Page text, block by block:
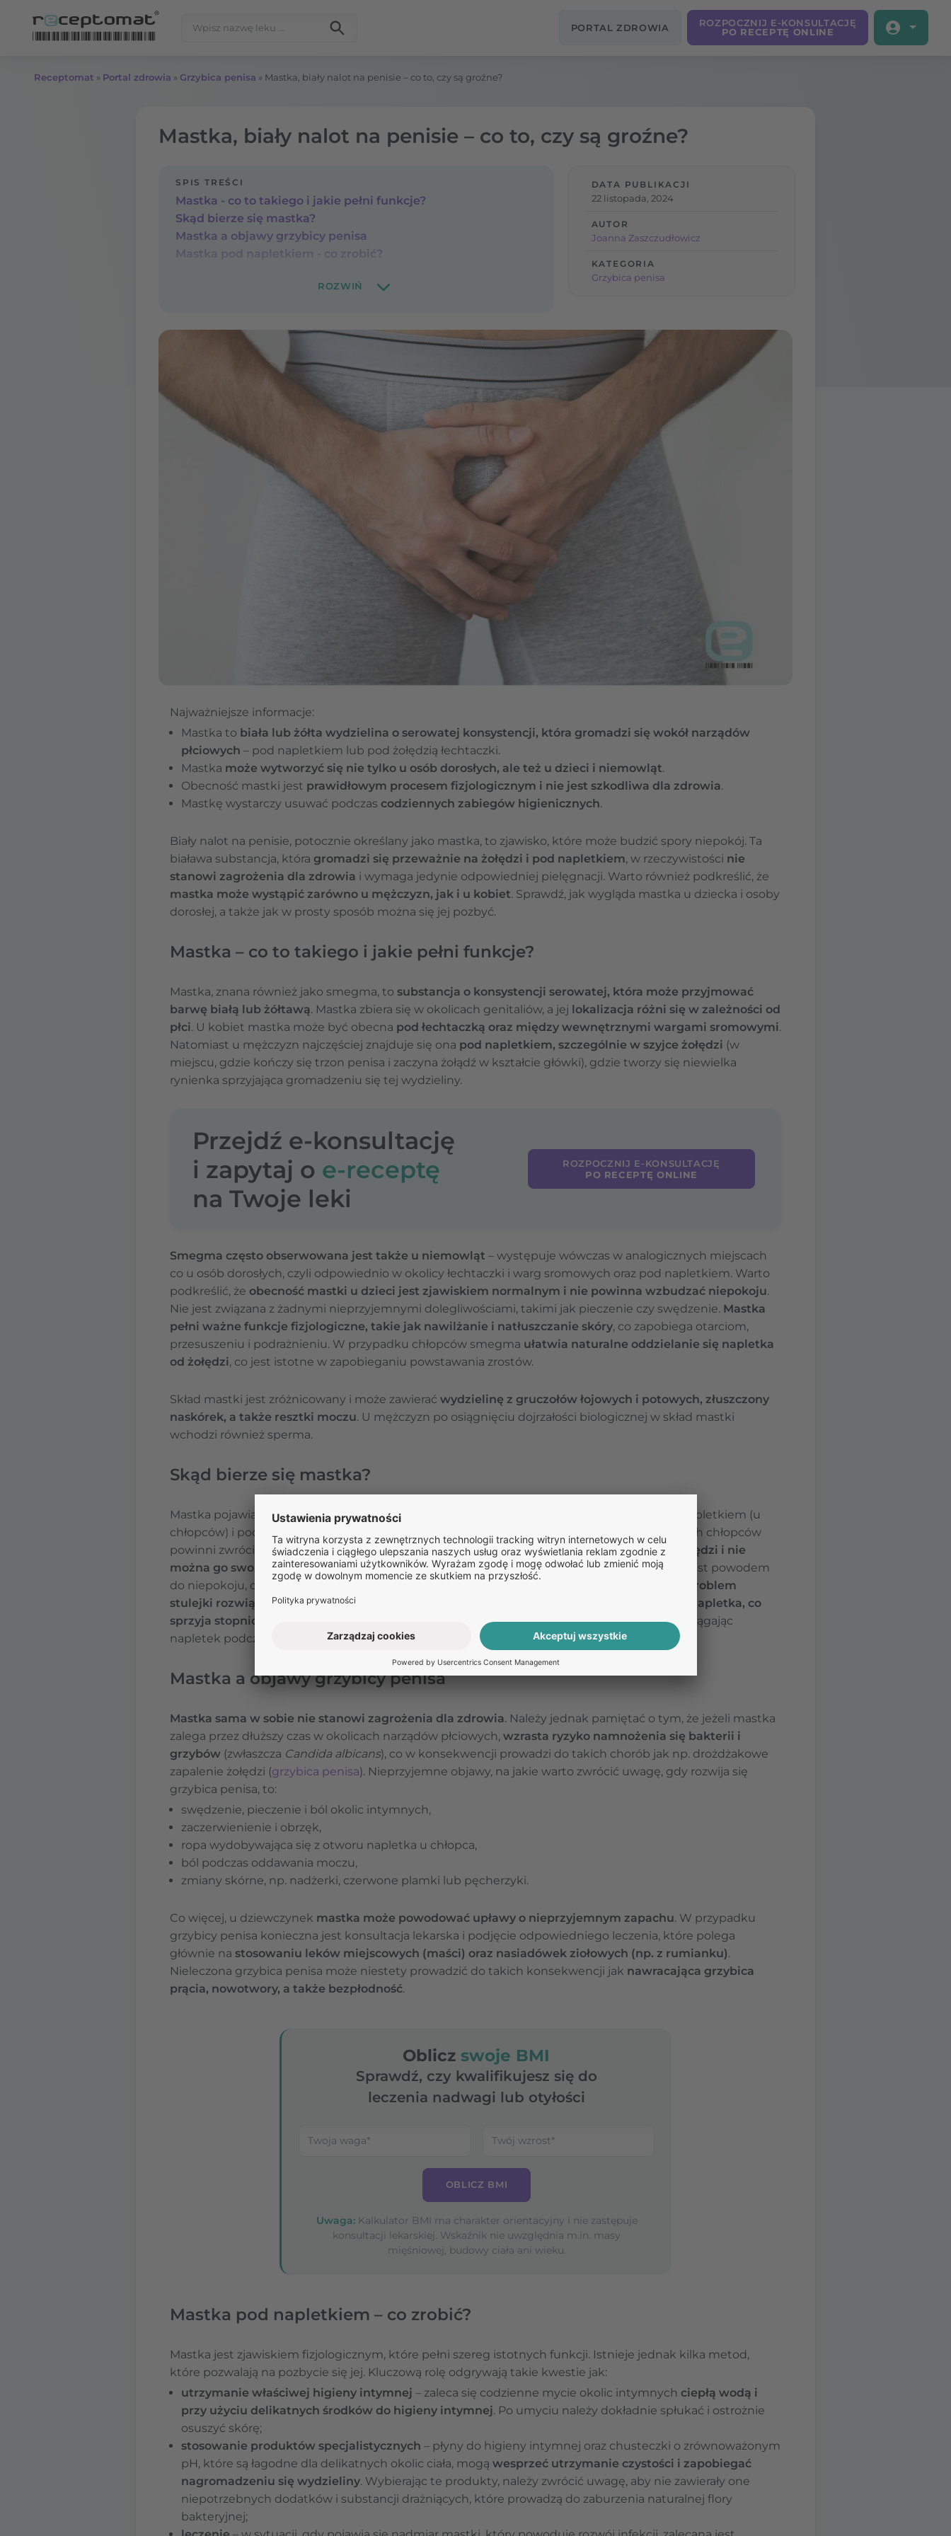
PORTAL ZDROWIA
ROZPOCZNIJ E-KONSULTACJĘ
PO RECEPTĘ ONLINE
Receptomat » Portal zdrowia » Grzybica penisa » Mastka, biały nalot na penisie – co to, czy są groźne?
Mastka, biały nalot na penisie – co to, czy są groźne?
SPIS TREŚCI
Mastka - co to takiego i jakie pełni funkcje?
Skąd bierze się mastka?
Mastka a objawy grzybicy penisa
Mastka pod napletkiem - co zrobić?
DATA PUBLIKACJI
22 listopada, 2024
AUTOR
Joanna Zaszczudłowicz
KATEGORIA
Grzybica penisa
Najważniejsze informacje:
Mastka to biała lub żółta wydzielina o serowatej konsystencji, która gromadzi się wokół narządów
płciowych – pod napletkiem lub pod żołędzią łechtaczki.
Mastka może wytworzyć się nie tylko u osób dorosłych, ale też u dzieci i niemowląt.
Obecność mastki jest prawidłowym procesem fizjologicznym i nie jest szkodliwa dla zdrowia.
Mastkę wystarczy usuwać podczas codziennych zabiegów higienicznych.
Biały nalot na penisie, potocznie określany jako mastka, to zjawisko, które może budzić spory niepokój. Ta
biaława substancja, która gromadzi się przeważnie na żołędzi i pod napletkiem, w rzeczywistości nie
stanowi zagrożenia dla zdrowia i wymaga jedynie odpowiedniej pielęgnacji. Warto również podkreślić, że
mastka może wystąpić zarówno u mężczyzn, jak i u kobiet. Sprawdź, jak wygląda mastka u dziecka i osoby
dorosłej, a także jak w prosty sposób można się jej pozbyć.
Mastka – co to takiego i jakie pełni funkcje?
Mastka, znana również jako smegma, to substancja o konsystencji serowatej, która może przyjmować
barwę białą lub żółtawą. Mastka zbiera się w okolicach genitaliów, a jej lokalizacja różni się w zależności od
płci. U kobiet mastka może być obecna pod łechtaczką oraz między wewnętrznymi wargami sromowymi.
Natomiast u mężczyzn najczęściej znajduje się ona pod napletkiem, szczególnie w szyjce żołędzi (w
miejscu, gdzie kończy się trzon penisa i zaczyna żołądź w kształcie główki), gdzie tworzy się niewielka
rynienka sprzyjająca gromadzeniu się tej wydzieliny.
Przejdź e-konsultację
i zapytaj o e-receptę
na Twoje leki
ROZPOCZNIJ E-KONSULTACJĘ
PO RECEPTĘ ONLINE
Smegma często obserwowana jest także u niemowląt – występuje wówczas w analogicznych miejscach
co u osób dorosłych, czyli odpowiednio w okolicy łechtaczki i warg sromowych oraz pod napletkiem. Warto
podkreślić, że obecność mastki u dzieci jest zjawiskiem normalnym i nie powinna wzbudzać niepokoju.
Nie jest związana z żadnymi nieprzyjemnymi dolegliwościami, takimi jak pieczenie czy swędzenie. Mastka
pełni ważne funkcje fizjologiczne, takie jak nawilżanie i natłuszczanie skóry, co zapobiega otarciom,
przesuszeniu i podrażnieniu. W przypadku chłopców smegma ułatwia naturalne oddzielanie się napletka
od żołędzi, co jest istotne w zapobieganiu powstawania zrostów.
Skład mastki jest zróżnicowany i może zawierać wydzielinę z gruczołów łojowych i potowych, złuszczony
naskórek, a także resztki moczu. U mężczyzn po osiągnięciu dojrzałości biologicznej w skład mastki
wchodzi również sperma.
Skąd bierze się mastka?
Mastka pojawia się już w pierwszych miesiącach życia w okolicy narządów płciowych – pod napletkiem (u
chłopców) i pod łechtaczką (u dziewczynek). Niepokojącym sygnałem, na który rodzice małych chłopców
powinni zwrócić uwagę, jest stulejka, czyli stan, w którym napletek jest przylegający do żołędzi i nie
można go swobodnie przesunąć . O ile w okresie niemowlęcym taka sytuacja zazwyczaj nie jest powodem
do niepokoju, o tyle w życiu dorosłym może prowadzić do poważnych komplikacji.
Z reguły problem
stulejki rozwiązuje się samoistnie
działa nawilżająco na skórę napletka, co
sprzyja stopniowemu oddzielaniu się od żołędzi
. Proces ten można wspierać, delikatnie naciągając
napletek podczas kąpieli dziecka w ciepłej wodzie, co ułatwia jego ruchomość.
Mastka a objawy grzybicy penisa
Mastka sama w sobie nie stanowi zagrożenia dla zdrowia. Należy jednak pamiętać o tym, że jeżeli mastka
zalega przez dłuższy czas w okolicach narządów płciowych, wzrasta ryzyko namnożenia się bakterii i
grzybów (zwłaszcza Candida albicans), co w konsekwencji prowadzi do takich chorób jak np. drożdżakowe
zapalenie żołędzi (grzybica penisa). Nieprzyjemne objawy, na jakie warto zwrócić uwagę, gdy rozwija się
grzybica penisa, to:
swędzenie, pieczenie i ból okolic intymnych,
zaczerwienienie i obrzęk,
ropa wydobywająca się z otworu napletka u chłopca,
ból podczas oddawania moczu,
zmiany skórne, np. nadżerki, czerwone plamki lub pęcherzyki.
Co więcej, u dziewczynek mastka może powodować upławy o nieprzyjemnym zapachu. W przypadku
grzybicy penisa konieczna jest konsultacja lekarska i podjęcie odpowiedniego leczenia, które polega
głównie na stosowaniu leków miejscowych (maści) oraz nasiadówek ziołowych (np. z rumianku).
Nieleczona grzybica penisa może niestety prowadzić do takich konsekwencji jak nawracająca grzybica
prącia, nowotwory, a także bezpłodność.
Obliczswoje BMI
Sprawdź, czy kwalifikujesz się do
leczenia nadwagi lub otyłości
OBLICZ BMI
Uwaga:Kalkulator BMI ma charakter orientacyjny i nie zastępuje
konsultacji lekarskiej. Wskaźnik nie uwzględnia m.in. masy
mięśniowej, budowy ciała ani wieku.
Mastka pod napletkiem – co zrobić?
Mastka jest zjawiskiem fizjologicznym, które pełni szereg istotnych funkcji. Istnieje jednak kilka metod,
które pozwalają na pozbycie się jej. Kluczową rolę odgrywają takie kwestie jak:
utrzymanie właściwej higieny intymnej – zaleca się codzienne mycie okolic intymnych ciepłą wodą i
przy użyciu delikatnych środków do higieny intymnej. Po umyciu należy dokładnie spłukać i ostrożnie
osuszyć skórę;
stosowanie produktów specjalistycznych – płyny do higieny intymnej oraz chusteczki o zrównoważonym
pH, które są łagodne dla delikatnych okolic ciała, mogą wesprzeć utrzymanie czystości i zapobiegać
nagromadzeniu się wydzieliny. Wybierając te produkty, należy zwrócić uwagę, aby nie zawierały one
niepotrzebnych dodatków i substancji drażniących, które prowadzą do zaburzenia naturalnej flory
bakteryjnej;